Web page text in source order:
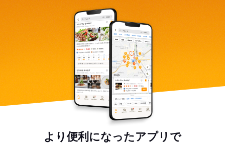
より便利になったアプリで